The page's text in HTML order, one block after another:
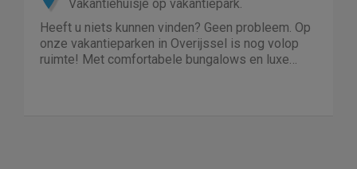
Vakantiehuisje op vakantiepark.
Heeft u niets kunnen vinden? Geen probleem. Op
onze vakantieparken in Overijssel is nog volop
ruimte! Met comfortabele bungalows en luxe